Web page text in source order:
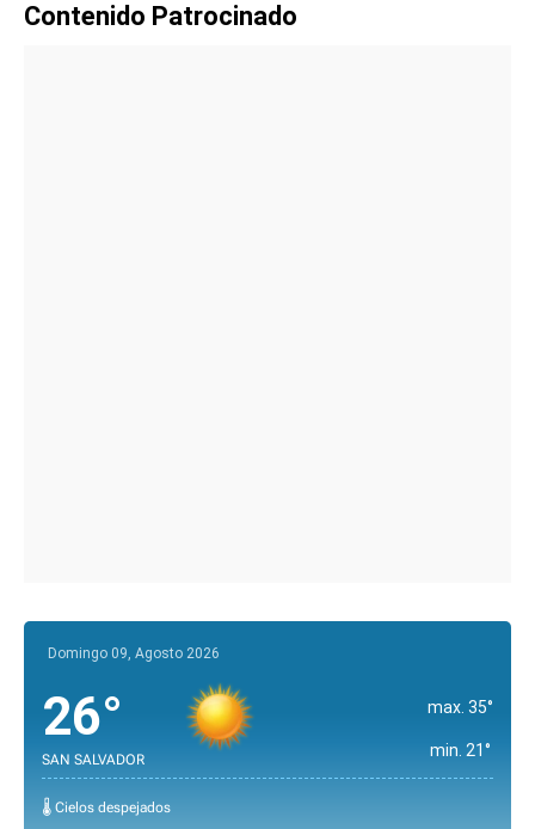
Contenido Patrocinado
Domingo 09, Agosto 2026
26°
SAN SALVADOR
max. 35°
min. 21°
🌡️ Cielos despejados